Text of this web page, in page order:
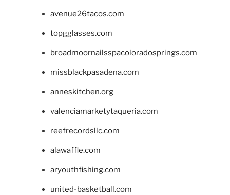
avenue26tacos.com
topgglasses.com
broadmoornailsspacoloradosprings.com
missblackpasadena.com
anneskitchen.org
valenciamarketytaqueria.com
reefrecordsllc.com
alawaffle.com
aryouthfishing.com
united-basketball.com